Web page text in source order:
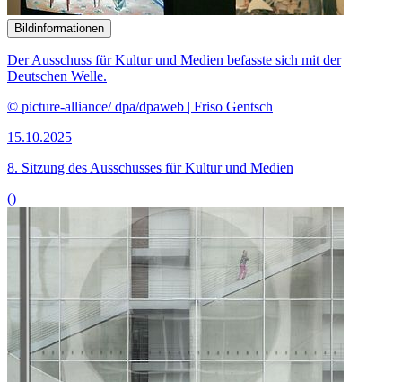
Bildinformationen
Der Ausschuss für Kultur und Medien befasste sich mit der
Deutschen Welle.
© picture-alliance/ dpa/dpaweb | Friso Gentsch
15.10.2025
8. Sitzung des Ausschusses für Kultur und Medien
()